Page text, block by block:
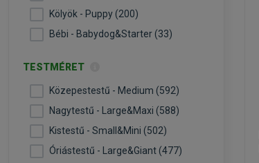
Kölyök - Puppy (200)
Bébi - Babydog&Starter (33)
TESTMÉRET
Közepestestű - Medium (592)
Nagytestű - Large&Maxi (588)
Kistestű - Small&Mini (502)
Óriástestű - Large&Giant (477)